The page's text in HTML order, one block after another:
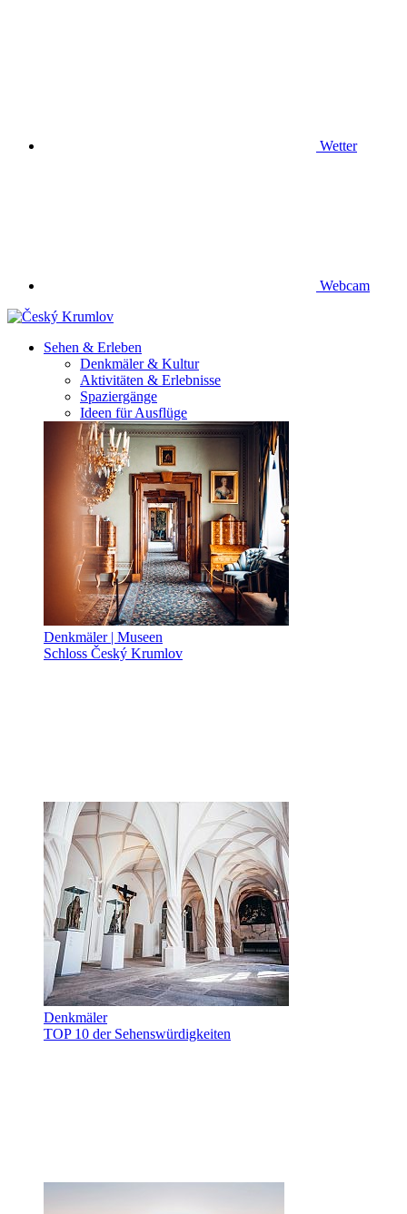
Wetter
Webcam
Sehen & Erleben
Denkmäler & Kultur
Aktivitäten & Erlebnisse
Spaziergänge
Ideen für Ausflüge
Denkmäler | Museen
Schloss Český Krumlov
Denkmäler
TOP 10 der Sehenswürdigkeiten